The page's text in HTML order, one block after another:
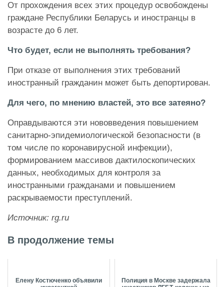
От прохождения всех этих процедур освобождены
граждане Республики Беларусь и иностранцы в
возрасте до 6 лет.
Что будет, если не выполнять требования?
При отказе от выполнения этих требований
иностранный гражданин может быть депортирован.
Для чего, по мнению властей, это все затеяно?
Оправдываются эти нововведения повышением
санитарно-эпидемиологической безопасности (в
том числе по коронавирусной инфекции),
формированием массивов дактилоскопических
данных, необходимых для контроля за
иностранными гражданами и повышением
раскрываемости преступлений.
Источник: rg.ru
В продолжение темы
Елену Костюченко объявили
Полиция в Москве задержала